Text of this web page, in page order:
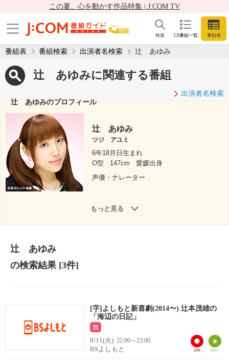
この夏、心を動かす作品特集 | J:COM TV
CS番組一覧 番組表
検索
番組表 番組検索 出演者名検索 辻 あゆみ
辻 あゆみに関連する番組
出演者名検索
辻 あゆみのプロフィール
辻 あゆみ
ツジ アユミ
6年18月日生まれ
O型
147cm
愛媛出身
声優・ナレーター
もっと見る
辻 あゆみ
の検索結果[3件]
[字]よしもと新喜劇(2014〜) 辻本茂雄の
「海辺の日記」
無
8/11(火) 22:00～23:00
BSよしもと